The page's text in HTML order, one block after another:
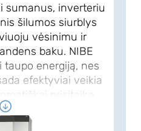
sumanus, inverteriu
šilumos siurblys
vėsinimu ir
baku. NIBE
taupo energiją, nes
efektyviai veikia
prisitaiko
NIBE yra viena
inverterių